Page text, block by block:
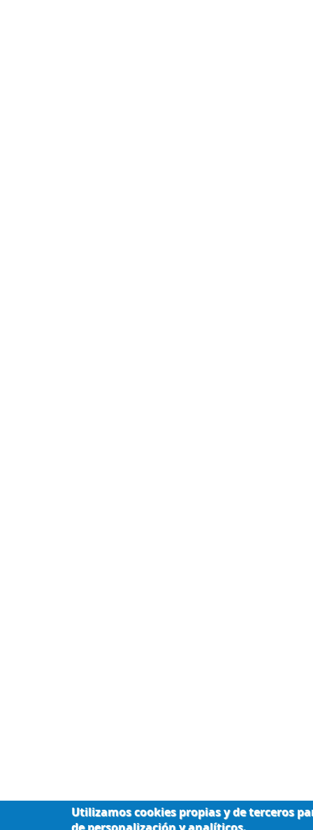
Utilizamos cookies propias y de terceros